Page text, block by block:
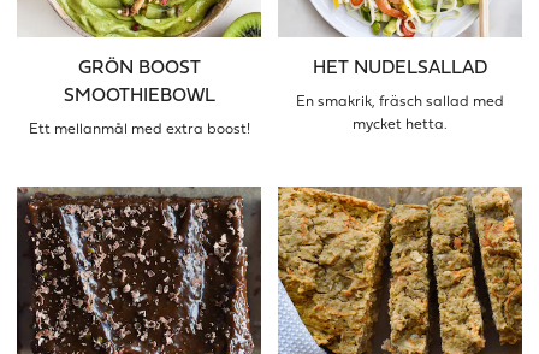
GRÖN BOOST
SMOOTHIEBOWL
Ett mellanmål med extra boost!
HET NUDELSALLAD
En smakrik, fräsch sallad med
mycket hetta.